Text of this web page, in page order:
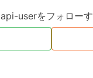
api-userをフォロー